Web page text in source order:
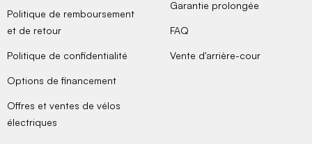
Politique de remboursement
et de retour
Politique de confidentialité
Options de financement
Offres et ventes de vélos
électriques
Garantie prolongée
FAQ
Vente d'arrière-cour